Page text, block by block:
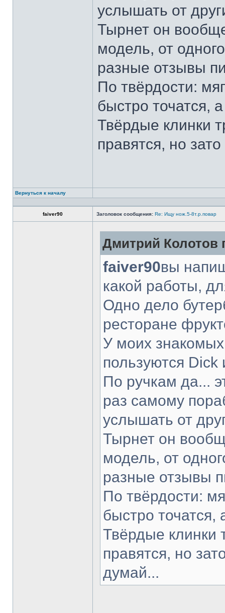
услышать от
Тырнет он
модель, от
разные отзывы
По твёрдости:
быстро точатся,
Твёрдые клинки
правятся, но
Вернуться к началу
faiver90 Заголовок сообщения: Re: Ищу нож.5-8т.р.повар
Дмитрий Колотов
faiver90вы
какой работы,
Одно дело
ресторане
У моих
пользуются Dick
По ручкам да...
раз самому
услышать от
Тырнет он
модель, от
разные отзывы
По твёрдости:
быстро точатся,
Твёрдые клинки
правятся, но
думай...